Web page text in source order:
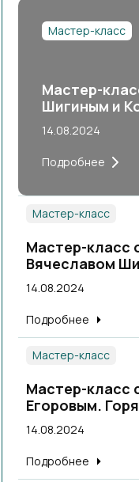
Мастер-класс
Мастер-
Шигиным и
14.08.2024
Подробнее
Мастер-класс
Мастер-класс
Вячеславом
14.08.2024
Подробнее
Мастер-класс
Мастер-класс
Егоровым.
теплые
14.08.2024
Подробнее